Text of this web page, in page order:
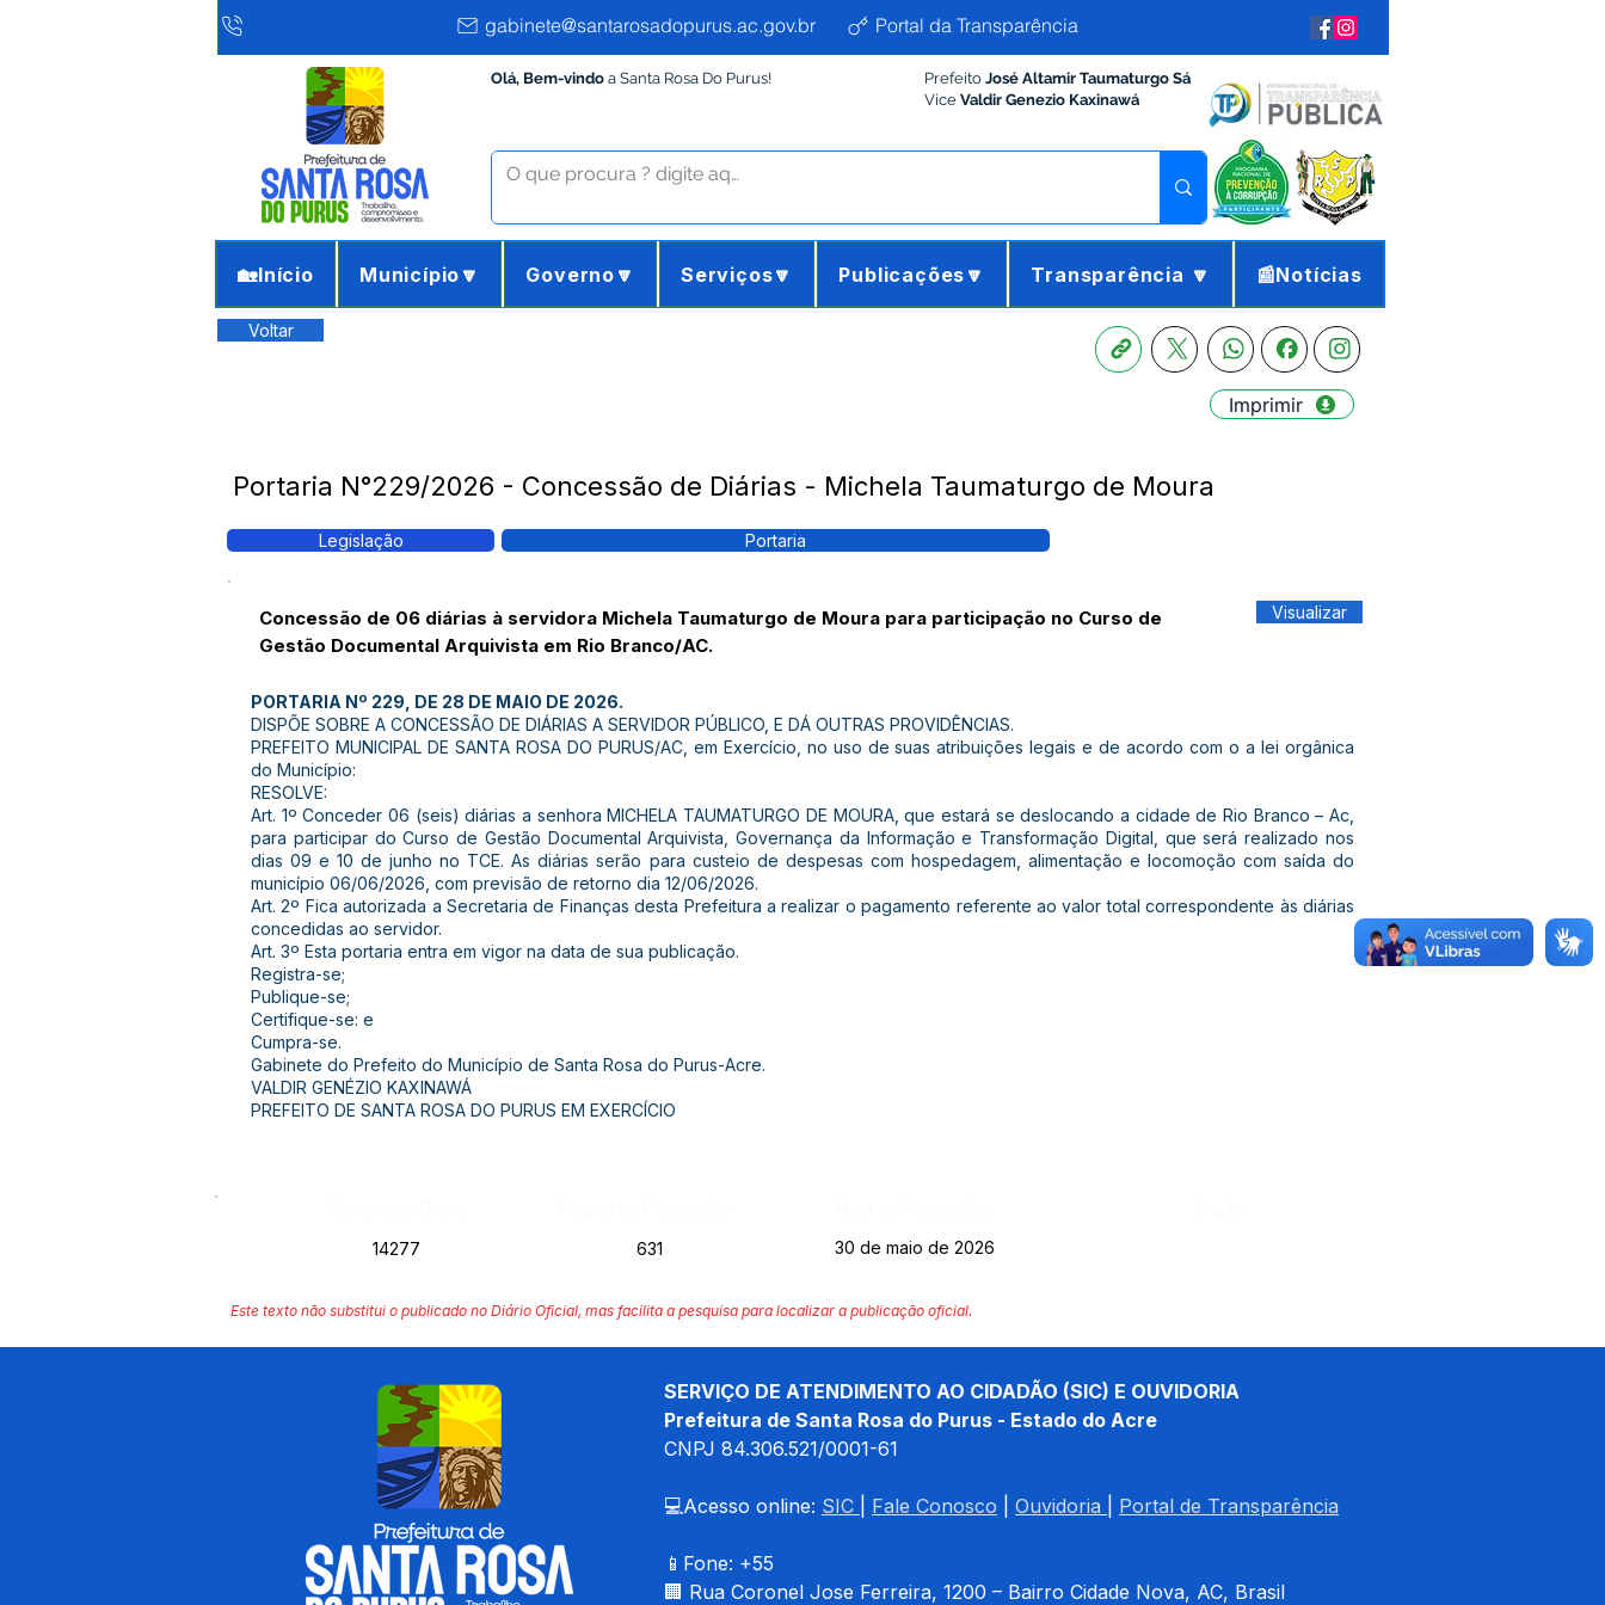
gabinete@santarosadopurus.ac.gov.br Portal da Transparência
Olá, Bem-vindo a Santa Rosa Do Purus! Prefeito José Altamir Taumaturgo Sá
Vice Valdir Genezio Kaxinawá
🏡Início Município🔽 Governo🔽 Serviços🔽 Publicações🔽 Transparência 🔽 📰Notícias
Voltar
Imprimir
Portaria N°229/2026 - Concessão de Diárias - Michela Taumaturgo de Moura
Legislação Portaria
Concessão de 06 diárias à servidora Michela Taumaturgo de Moura para participação no Curso de
Gestão Documental Arquivista em Rio Branco/AC.
Visualizar
PORTARIA Nº 229, DE 28 DE MAIO DE 2026.
DISPÕE SOBRE A CONCESSÃO DE DIÁRIAS A SERVIDOR PÚBLICO, E DÁ OUTRAS PROVIDÊNCIAS.
PREFEITO MUNICIPAL DE SANTA ROSA DO PURUS/AC, em Exercício, no uso de suas atribuições legais e de acordo com o a lei orgânica
do Município:
RESOLVE:
Art. 1º Conceder 06 (seis) diárias a senhora MICHELA TAUMATURGO DE MOURA, que estará se deslocando a cidade de Rio Branco – Ac,
para participar do Curso de Gestão Documental Arquivista, Governança da Informação e Transformação Digital, que será realizado nos
dias 09 e 10 de junho no TCE. As diárias serão para custeio de despesas com hospedagem, alimentação e locomoção com saída do
município 06/06/2026, com previsão de retorno dia 12/06/2026.
Art. 2º Fica autorizada a Secretaria de Finanças desta Prefeitura a realizar o pagamento referente ao valor total correspondente às diárias
concedidas ao servidor.
Art. 3º Esta portaria entra em vigor na data de sua publicação.
Registra-se;
Publique-se;
Certifique-se: e
Cumpra-se.
Gabinete do Prefeito do Município de Santa Rosa do Purus-Acre.
VALDIR GENÉZIO KAXINAWÁ
PREFEITO DE SANTA ROSA DO PURUS EM EXERCÍCIO
14277
631 30 de maio de 2026
Este texto não substitui o publicado no Diário Oficial, mas facilita a pesquisa para localizar a publicação oficial.
SERVIÇO DE ATENDIMENTO AO CIDADÃO (SIC) E OUVIDORIA
Prefeitura de Santa Rosa do Purus - Estado do Acre
CNPJ 84.306.521/0001-61
💻Acesso online: SIC Fale Conosco Ouvidoria Portal de Transparência
📱Fone: +55
🏢 Rua Coronel Jose Ferreira, 1200 – Bairro Cidade Nova, AC, Brasil